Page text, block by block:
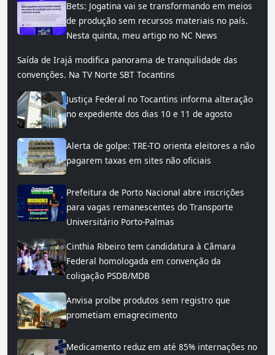
Bets: Jogatina vai se transformando em meios
de produção sem recursos materiais no país.
Nesta quinta, meu artigo no NC News
Saída de Irajá modifica panorama de tranquilidade das
convenções. Na TV Norte SBT Tocantins
Justiça Federal no Tocantins informa alteração
no expediente dos dias 10 e 11 de agosto
Alerta de golpe: TRE-TO orienta eleitores a não
pagarem taxas em sites não oficiais
Prefeitura de Porto Nacional abre inscrições
para vagas remanescentes do Transporte
Universitário Porto-Palmas
Cinthia Ribeiro tem candidatura à Câmara
Federal homologada em convenção da
coligação PSDB/MDB
Anvisa proíbe produtos sem registro que
prometiam emagrecimento
Medicamento reduz em até 85% internações no